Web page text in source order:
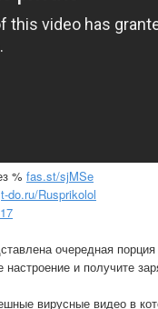
% fas.st/sjMSe
t-do.ru/Rusprikolol
очередная порция
и получите
вирусные видео в